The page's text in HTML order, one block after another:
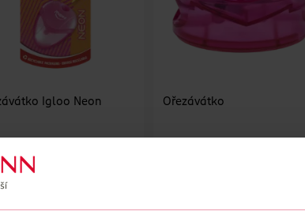
Igloo Neon Ořezávátko